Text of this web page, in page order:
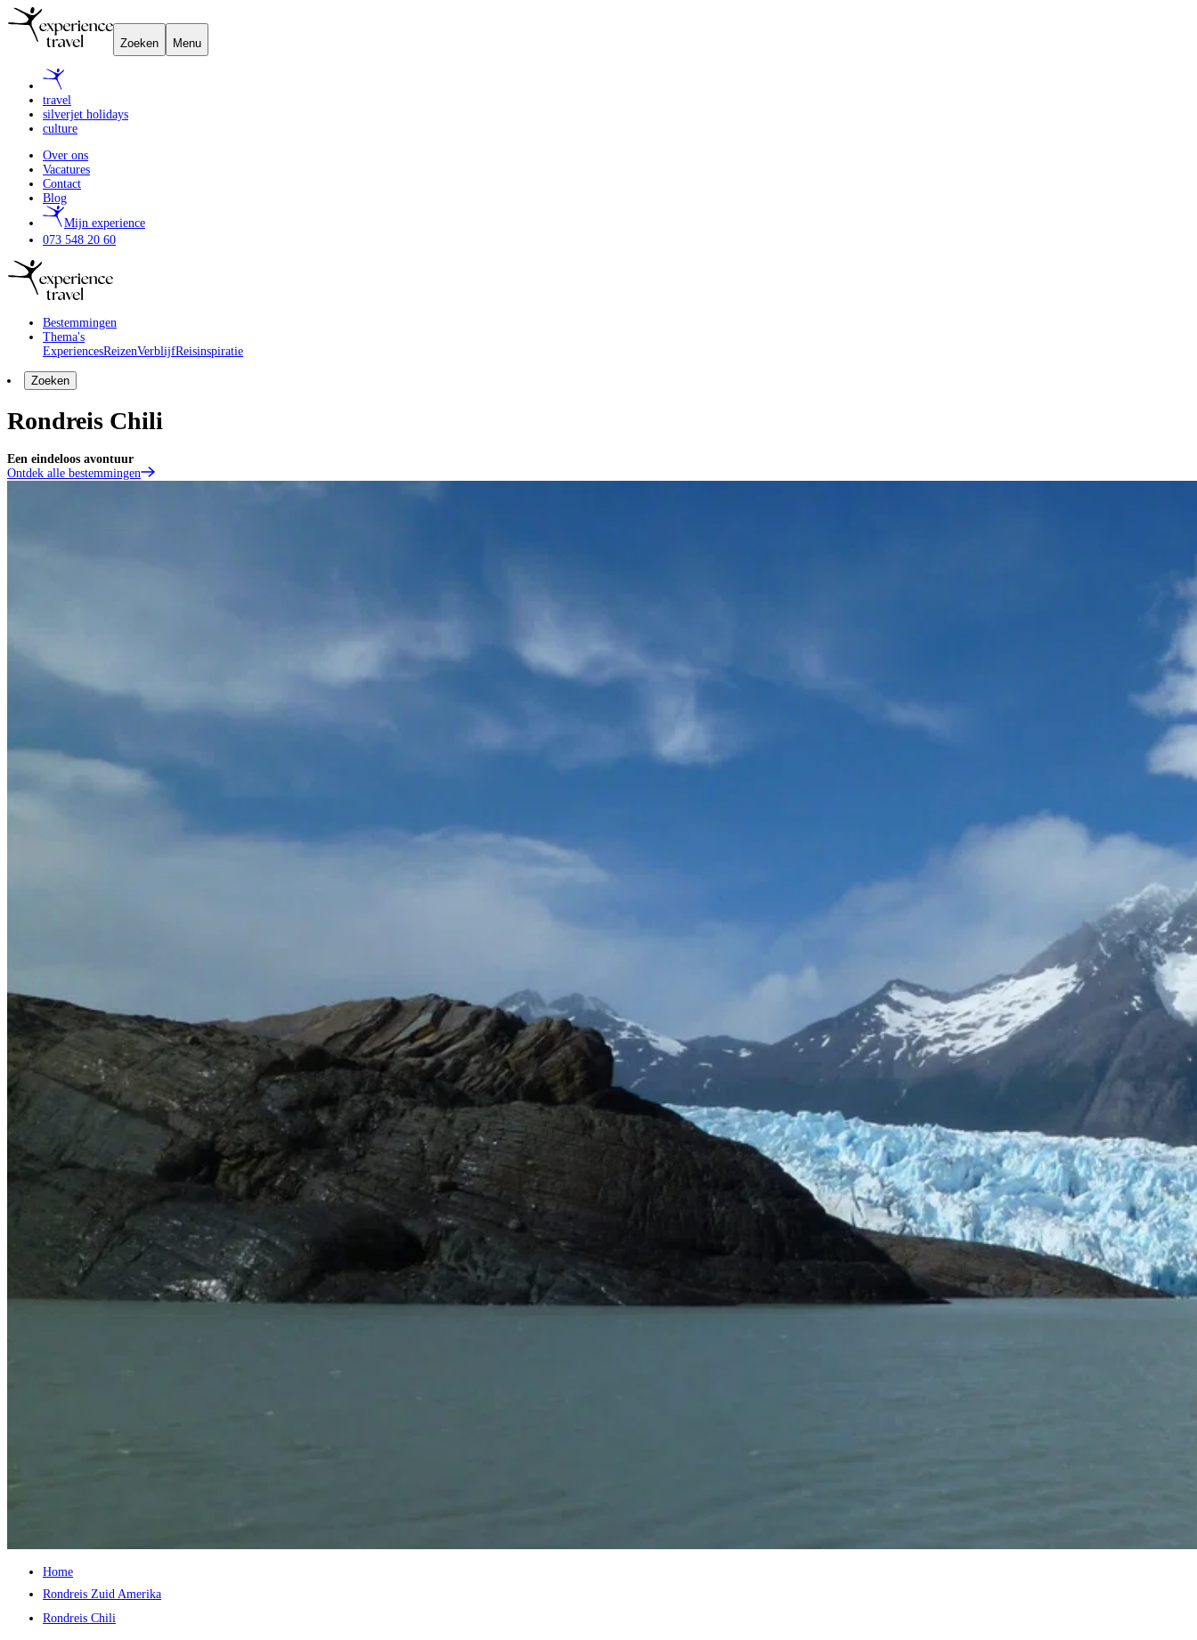
Zoeken Menu
travel
silverjet holidays
culture
Over ons
Vacatures
Contact
Blog
Mijn experience
073 548 20 60
Bestemmingen
Thema's
ExperiencesReizenVerblijfReisinspiratie
Zoeken
Rondreis Chili
Een eindeloos avontuur
Ontdek alle bestemmingen
Home
Rondreis Zuid Amerika
Rondreis Chili